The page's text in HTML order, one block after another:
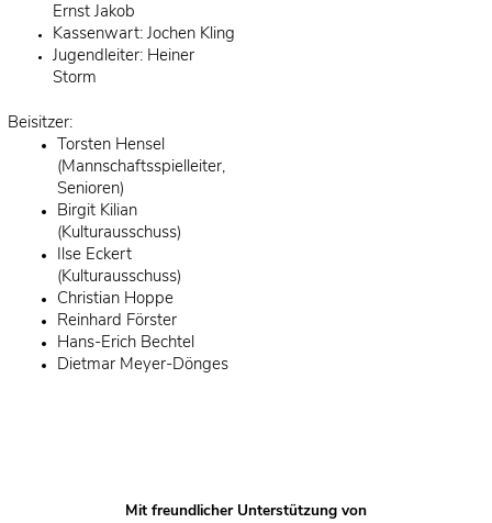
Ernst Jakob
Kassenwart: Jochen Kling
Jugendleiter: Heiner
Storm
Beisitzer:
Torsten Hensel
(Mannschaftsspielleiter,
Senioren)
Birgit Kilian
(Kulturausschuss)
Ilse Eckert
(Kulturausschuss)
Christian Hoppe
Reinhard Förster
Hans-Erich Bechtel
Dietmar Meyer-Dönges
Mit freundlicher Unterstützung von